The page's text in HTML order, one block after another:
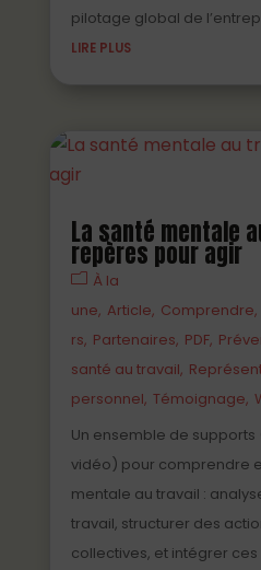
pilotage global de
LIRE PLUS
La santé mentale
repères pour agir
À la
une Article Comprendre
rs Partenaires PDF
santé au travail
personnel Témoignage
Un ensemble de supports
vidéo) pour comprendre
mentale au travail :
travail, structurer des
collectives, et intégrer